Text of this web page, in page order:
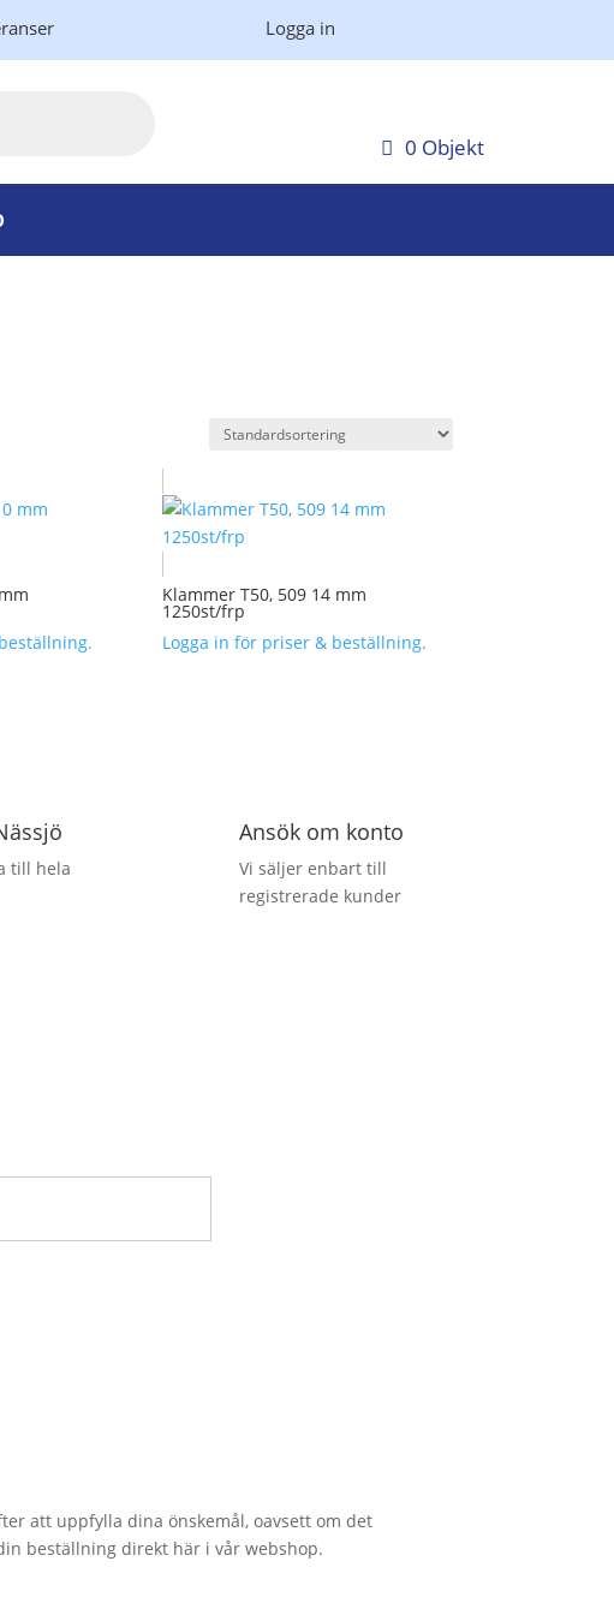
Logga in
0 Objekt
Klammer T50, 509 14 mm
1250st/frp
Logga in för priser & beställning.
till hela
Ansök om konto
Vi säljer enbart till
registrerade kunder
att uppfylla dina önskemål, oavsett om det
beställning direkt här i vår webshop.